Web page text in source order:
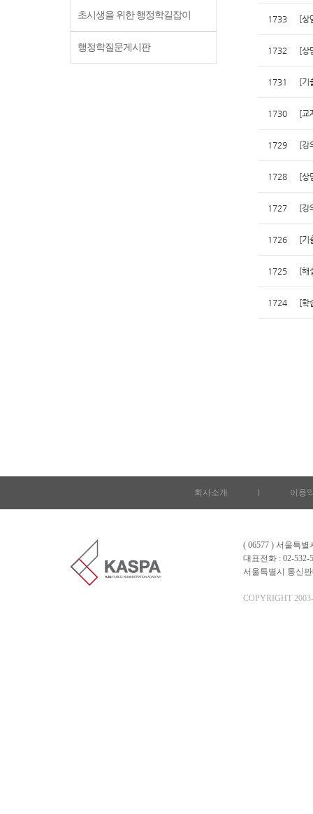
초시생을 위한 행정학길잡이
행정학질문게시판
1733 [상
1732 [상
1731 [기
1730 [교
1729 [강
1728 [상
1727 [강
1726 [기
1725 [해
1724 [학
회사소개 이용
( 06577 ) 서울특
대표전화 : 02-532-
서울특별시 통신
COPYRIGHT